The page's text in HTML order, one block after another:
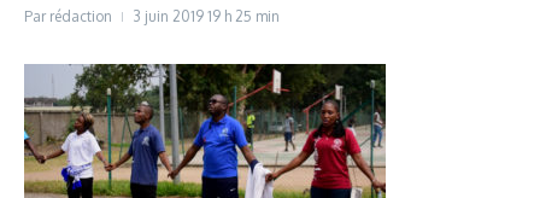
Par rédaction 3 juin 2019 19 h 25 min